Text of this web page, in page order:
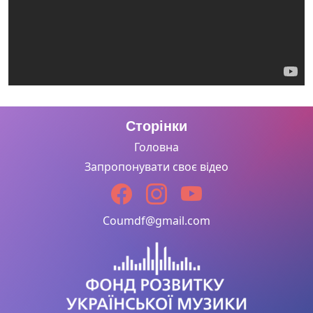
Сторінки
Головна
Запропонувати своє відео
Coumdf@gmail.com